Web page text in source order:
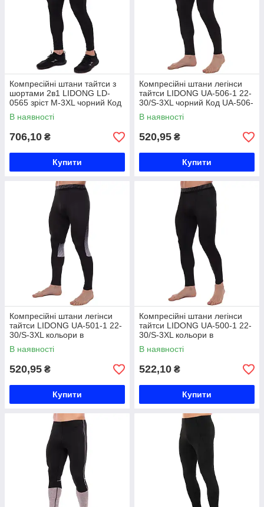
Компресійні штани тайтси з
шортами 2в1 LIDONG LD-
0565 зріст M-3XL чорний Код
LD-0565
В наявності
706,10 ₴
Купити
Компресійні штани легінси
тайтси LIDONG UA-506-1 22-
30/S-3XL чорний Код UA-506-
1
В наявності
520,95 ₴
Купити
Компресійні штани легінси
тайтси LIDONG UA-501-1 22-
30/S-3XL кольори в
асортименті Код UA-501-1
В наявності
520,95 ₴
Купити
Компресійні штани легінси
тайтси LIDONG UA-500-1 22-
30/S-3XL кольори в
асортименті Код UA-500-1
В наявності
522,10 ₴
Купити